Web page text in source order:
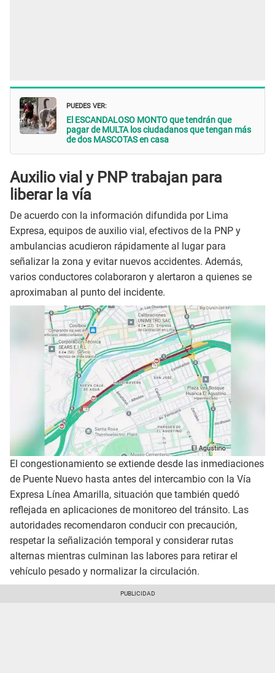
PUEDES VER:
El ESCANDALOSO MONTO que tendrán que
pagar de MULTA los ciudadanos que tengan más
de dos MASCOTAS en casa
Auxilio vial y PNP trabajan para
liberar la vía
De acuerdo con la información difundida por Lima
Expresa, equipos de auxilio vial, efectivos de la PNP y
ambulancias acudieron rápidamente al lugar para
señalizar la zona y evitar nuevos accidentes. Además,
varios conductores colaboraron y alertaron a quienes se
aproximaban al punto del incidente.
El congestionamiento se extiende desde las inmediaciones
de Puente Nuevo hasta antes del intercambio con la Vía
Expresa Línea Amarilla, situación que también quedó
reflejada en aplicaciones de monitoreo del tránsito. Las
autoridades recomendaron conducir con precaución,
respetar la señalización temporal y considerar rutas
alternas mientras culminan las labores para retirar el
vehículo pesado y normalizar la circulación.